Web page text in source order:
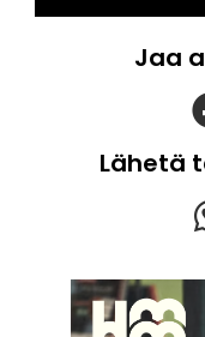
Jaa
Lähetä